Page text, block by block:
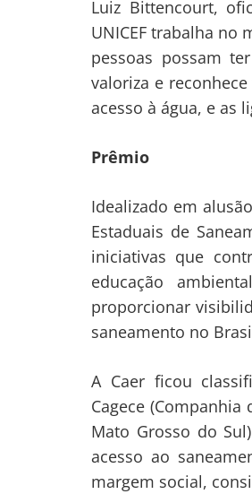
Luiz Bittencourt,
UNICEF trabalha no
pessoas possam
valoriza e
acesso à água, e as
Prêmio
Idealizado em
Estaduais de
iniciativas que
educação
proporcionar
saneamento no
A Caer ficou
Cagece (Companhia
Mato Grosso do
acesso ao
margem social,